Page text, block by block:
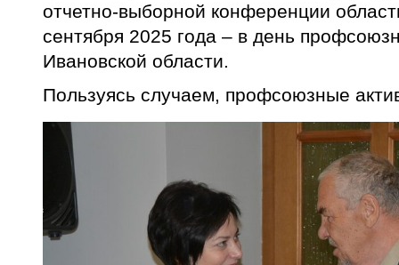
отчетно-выборной конференции
сентября 2025 года – в день
Ивановской области.
Пользуясь случаем, профсоюзные